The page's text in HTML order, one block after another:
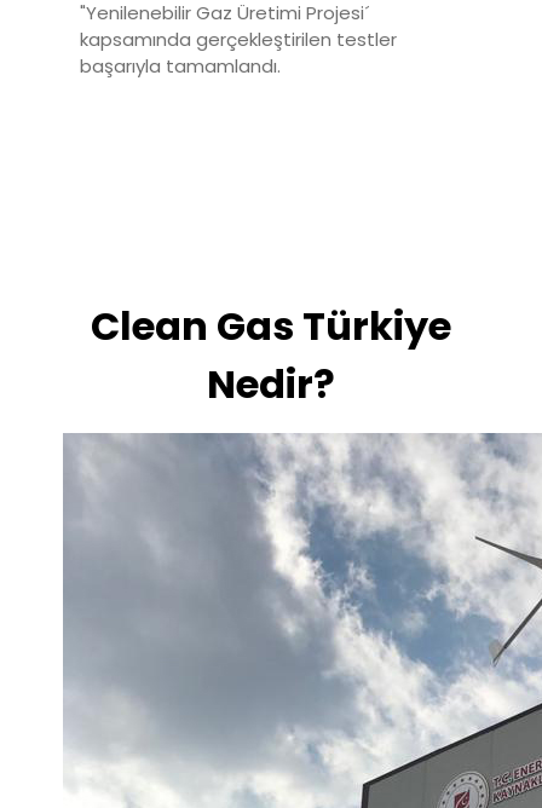
"Yenilenebilir Gaz Üretimi Projesi´
kapsamında gerçekleştirilen testler
başarıyla tamamlandı.
Clean Gas Türkiye
Nedir?